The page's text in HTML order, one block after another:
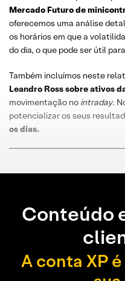
Mercado Futurode
oferecemos uma análise
os horários em que a
do dia, o que pode ser útil
Também incluímos neste
Leandro Rosssobreativos
movimentação no intraday.
potencializar os seus
os dias.
Conteúdo
A conta XP